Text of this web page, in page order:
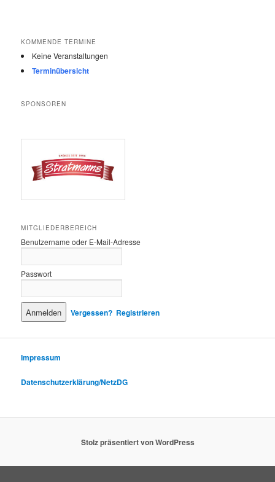
KOMMENDE TERMINE
Keine Veranstaltungen
Terminübersicht
SPONSOREN
MITGLIEDERBEREICH
Benutzername oder E-Mail-Adresse
Passwort
Vergessen? Registrieren
Impressum
Datenschutzerklärung/NetzDG
Stolz präsentiert von WordPress